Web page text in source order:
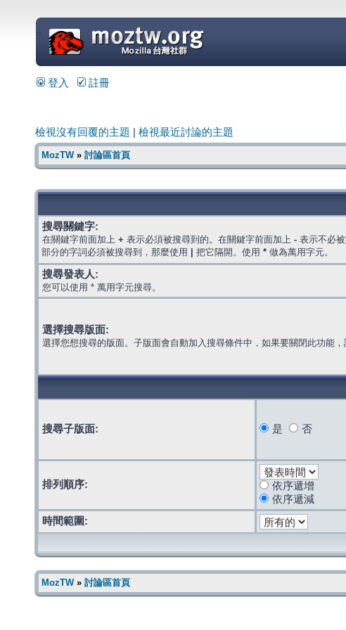
=
登入 註冊
檢視沒有回覆的主題 檢視最近討論的主題
MozTW» 討論區首頁
搜尋關鍵字:
在關鍵字前面加上 + 表示必須被搜尋到的。在關鍵字前面加上 - 表示不必
部分的字詞必須被搜尋到，那麼使用
把它隔開。使用 * 做為萬用字元。
搜尋發表人:
您可以使用 * 萬用字元搜尋。
選擇搜尋版面:
選擇您想搜尋的版面。子版面會自動加入搜尋條件中，如果要關閉此功能，
搜尋子版面: 是 否
排列順序:
依序遞增
依序遞減
時間範圍:
MozTW» 討論區首頁